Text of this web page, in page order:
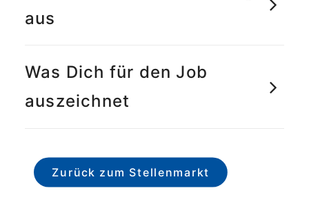
aus
Was Dich für den Job
auszeichnet
Zurück zum Stellenmarkt